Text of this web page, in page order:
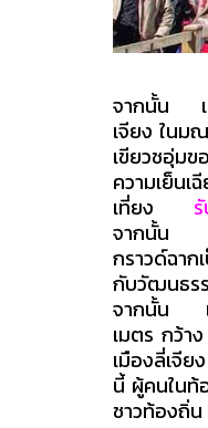
จากนั้น เ
เจียง ในม
เขียวชอุ่มข
ความเย็นเ
เที่ยง
จากนั้น
กราวด์ฉาก
กับวัฒนธร
จากนั้น เ
เมตร กว้า
เมืองลี่เจีย
นี้ ผู้คนในท้
ชาวท้องถิ่